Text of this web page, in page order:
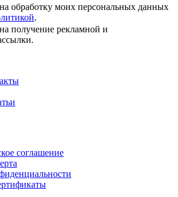
на обработку моих персональных данных
.
на получение рекламной и
соглашение